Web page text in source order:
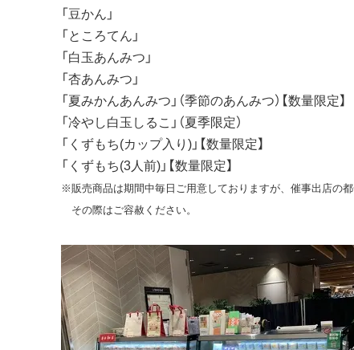
「豆かん」
「ところてん」
「白玉あんみつ」
「杏あんみつ」
「夏みかんあんみつ」（季節のあんみつ）【数量限定】
「冷やし白玉しるこ」（夏季限定）
「くずもち(カップ入り)」【数量限定】
「くずもち(3人前)」【数量限定】
※販売商品は期間中毎日ご用意しておりますが、催事出店の
その際はご容赦ください。